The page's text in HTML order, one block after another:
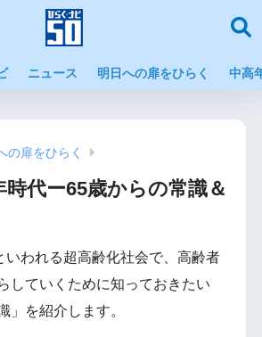
ニュース 明日への扉をひらく 中高
の扉をひらく
時代ー65歳からの常識＆
いわれる超高齢化社会で、高齢者
していくために知っておきたい
」を紹介します。